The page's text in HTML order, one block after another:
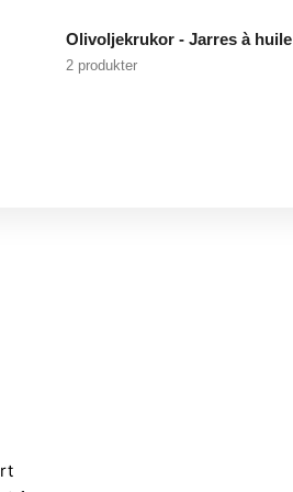
Olivoljekrukor - Jarres à huile
2 produkter